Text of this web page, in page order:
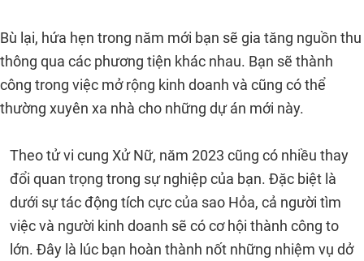
Bù lại, hứa hẹn trong năm mới bạn sẽ gia tăng nguồn thu
thông qua các phương tiện khác nhau. Bạn sẽ thành
công trong việc mở rộng kinh doanh và cũng có thể
thường xuyên xa nhà cho những dự án mới này.
Theo tử vi cung Xử Nữ, năm 2023 cũng có nhiều thay
đổi quan trọng trong sự nghiệp của bạn. Đặc biệt là
dưới sự tác động tích cực của sao Hỏa, cả người tìm
việc và người kinh doanh sẽ có cơ hội thành công to
lớn. Đây là lúc bạn hoàn thành nốt những nhiệm vụ dở